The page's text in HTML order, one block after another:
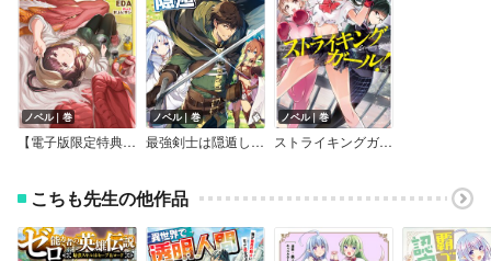
ノベル｜巻
【電子版限定特典付き】ドラゴンと山暮らし
ノベル｜巻
最強剣士は隠遁したい
ノベル｜巻
ストライキングガール！
こちも先生の他作品